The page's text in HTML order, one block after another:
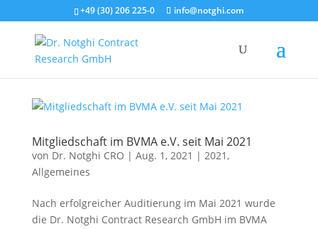
+49 (30) 206 225-0 info@notghi.com
Mitgliedschaft im BVMA e.V. seit Mai 2021
von Dr. Notghi CRO | Aug. 1, 2021 | 2021,
Allgemeines
Nach erfolgreicher Auditierung im Mai 2021 wurde
die Dr. Notghi Contract Research GmbH im BVMA